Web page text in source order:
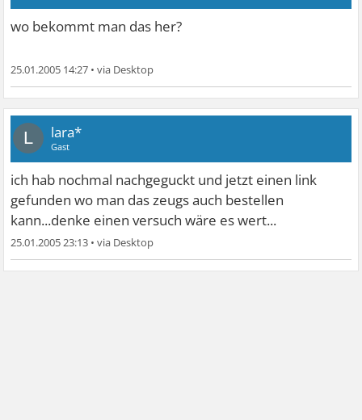
wo bekommt man das her?
25.01.2005 14:27 •
L lara*
Gast
ich hab nochmal nachgeguckt und jetzt einen link
gefunden wo man das zeugs auch bestellen
kann...denke einen versuch wäre es wert...
25.01.2005 23:13 •